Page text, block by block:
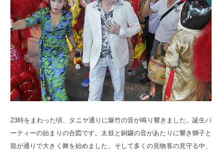
23時をまわった頃、タニヤ通りに爆竹の音が鳴り響きました。誕生パ
ーティーの始まりの合図です。太鼓と銅鑼の音があたりに響き獅子と
龍が通りで大きく舞を始めました。そして多くの見物客の見守る中、